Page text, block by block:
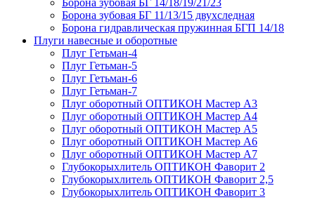
Борона зубовая БГ 14/18/19/21/23
Борона зубовая БГ 11/13/15 двухследная
Борона гидравлическая пружинная БГП 14/18
Плуги навесные и оборотные
Плуг Гетьман-4
Плуг Гетьман-5
Плуг Гетьман-6
Плуг Гетьман-7
Плуг оборотный ОПТИКОН Мастер А3
Плуг оборотный ОПТИКОН Мастер А4
Плуг оборотный ОПТИКОН Мастер А5
Плуг оборотный ОПТИКОН Мастер А6
Плуг оборотный ОПТИКОН Мастер А7
Глубокорыхлитель ОПТИКОН Фаворит 2
Глубокорыхлитель ОПТИКОН Фаворит 2,5
Глубокорыхлитель ОПТИКОН Фаворит 3